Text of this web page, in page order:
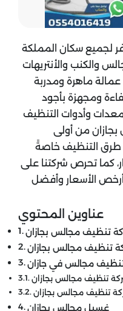
لجميع سكان المملكة
والكنب والأنتريهات
ماهرة ومدربة
ومجهزة بأجود
وأدوات التنظيف
من أولى
طرق التنظيف خاصةً
كما تحرص شركتنا على
الأسعار وأفضل
عناوين المحتوي
تنظيف مجالس بجازان
تنظيف مجالس بجازان
مجالس في جازان
تنظيف مجالس بجازان
تنظيف مجالس بجازان
غسيل مجالس بجازان